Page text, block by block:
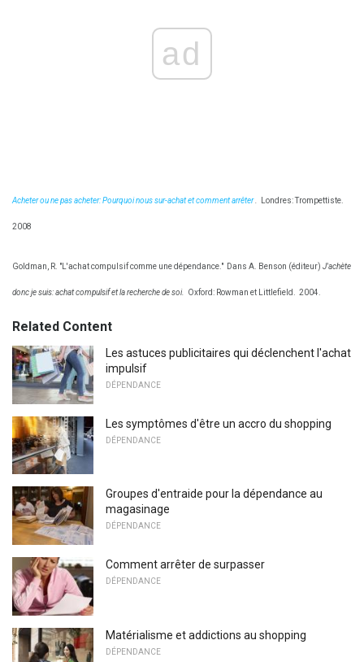
ad
Acheter ou ne pas acheter: Pourquoi nous sur-achat et comment arrêter. Londres: Trompettiste.
2008
Goldman, R. "L'achat compulsif comme une dépendance." Dans A. Benson (éditeur) J'achète
donc je suis: achat compulsif et la recherche de soi. Oxford: Rowman et Littlefield. 2004.
Related Content
Les astuces publicitaires qui déclenchent l'achat
impulsif
DÉPENDANCE
Les symptômes d'être un accro du shopping
DÉPENDANCE
Groupes d'entraide pour la dépendance au
magasinage
DÉPENDANCE
Comment arrêter de surpasser
DÉPENDANCE
Matérialisme et addictions au shopping
DÉPENDANCE